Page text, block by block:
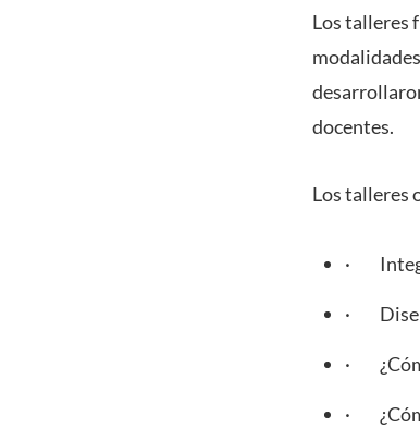
Los talleres
docentes.
Los talleres
·
·
·
·